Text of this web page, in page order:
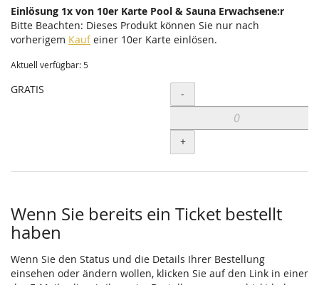
Einlösung 1x von 10er Karte Pool & Sauna Erwachsene:r
Bitte Beachten: Dieses Produkt können Sie nur nach
vorherigem Kaufeiner 10er Karte einlösen.
Aktuell verfügbar: 5
GRATIS Menge
-
+
Wenn Sie bereits ein Ticket bestellt
haben
Wenn Sie den Status und die Details Ihrer Bestellung
einsehen oder ändern wollen, klicken Sie auf den Link in einer